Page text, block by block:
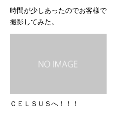
時間が少しあったのでお客様で
撮影してみた。
ＣＥＬＳＵＳへ！！！